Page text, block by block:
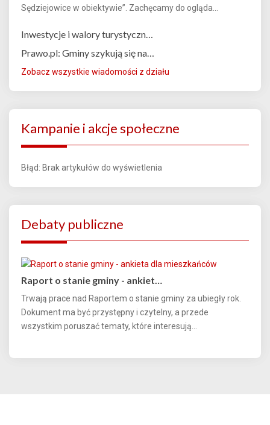
Sędziejowice w obiektywie”. Zachęcamy do ogląda...
Inwestycje i walory turystyczn…
Prawo.pl: Gminy szykują się na…
Zobacz wszystkie wiadomości z działu
Kampanie i akcje społeczne
Błąd: Brak artykułów do wyświetlenia
Debaty publiczne
Raport o stanie gminy - ankiet…
Trwają prace nad Raportem o stanie gminy za ubiegły rok.
Dokument ma być przystępny i czytelny, a przede
wszystkim poruszać tematy, które interesują...